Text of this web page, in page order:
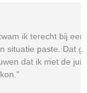
bij een
Dat gaf mij
de juiste hulp